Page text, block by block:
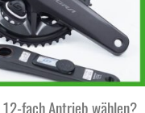
fach Antrieb wählen?